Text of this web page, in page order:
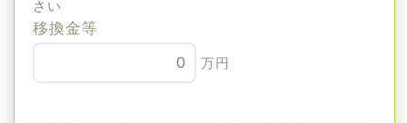
さい
移換金等
万円